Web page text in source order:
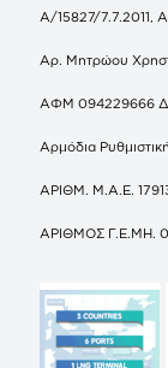
Α/15827/7.7.2011,
Αρ. Μητρώου
ΑΦΜ 094229666
Αρμόδια
ΑΡΙΘΜ. Μ.Α.Ε.
ΑΡΙΘΜΟΣ Γ.Ε.ΜΗ.